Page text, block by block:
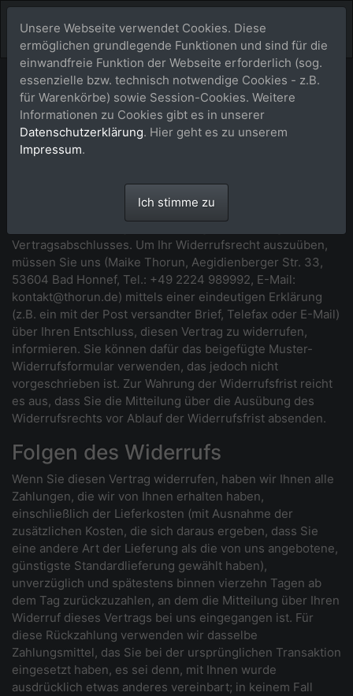
Widerrufsbelehrung
*** Beginn der Widerrufsbelehrung ***
von Gründen diesen Vertrag zu widerrufen. Die
Vertragsabschlusses. Um Ihr Widerrufsrecht auszuüben,
müssen Sie uns (Maike Thorun, Aegidienberger Str. 33,
53604 Bad Honnef, Tel.: +49 2224 989992, E-Mail:
kontakt@thorun.de) mittels einer eindeutigen Erklärung
(z.B. ein mit der Post versandter Brief, Telefax oder E-Mail)
über Ihren Entschluss, diesen Vertrag zu widerrufen,
informieren. Sie können dafür das beigefügte Muster-
Widerrufsformular verwenden, das jedoch nicht
vorgeschrieben ist. Zur Wahrung der Widerrufsfrist reicht
es aus, dass Sie die Mitteilung über die Ausübung des
Widerrufsrechts vor Ablauf der Widerrufsfrist absenden.
Folgen des Widerrufs
Wenn Sie diesen Vertrag widerrufen, haben wir Ihnen alle
Zahlungen, die wir von Ihnen erhalten haben,
einschließlich der Lieferkosten (mit Ausnahme der
zusätzlichen Kosten, die sich daraus ergeben, dass Sie
eine andere Art der Lieferung als die von uns angebotene,
günstigste Standardlieferung gewählt haben),
unverzüglich und spätestens binnen vierzehn Tagen ab
dem Tag zurückzuzahlen, an dem die Mitteilung über Ihren
Widerruf dieses Vertrags bei uns eingegangen ist. Für
diese Rückzahlung verwenden wir dasselbe
Zahlungsmittel, das Sie bei der ursprünglichen Transaktion
eingesetzt haben, es sei denn, mit Ihnen wurde
ausdrücklich etwas anderes vereinbart; in keinem Fall
Unsere Webseite verwendet Cookies. Diese
ermöglichen grundlegende Funktionen und sind für die
einwandfreie Funktion der Webseite erforderlich (sog.
essenzielle bzw. technisch notwendige Cookies - z.B.
für Warenkörbe) sowie Session-Cookies. Weitere
Informationen zu Cookies gibt es in unserer
Datenschutzerklärung. Hier geht es zu unserem
Impressum.
Ich stimme zu